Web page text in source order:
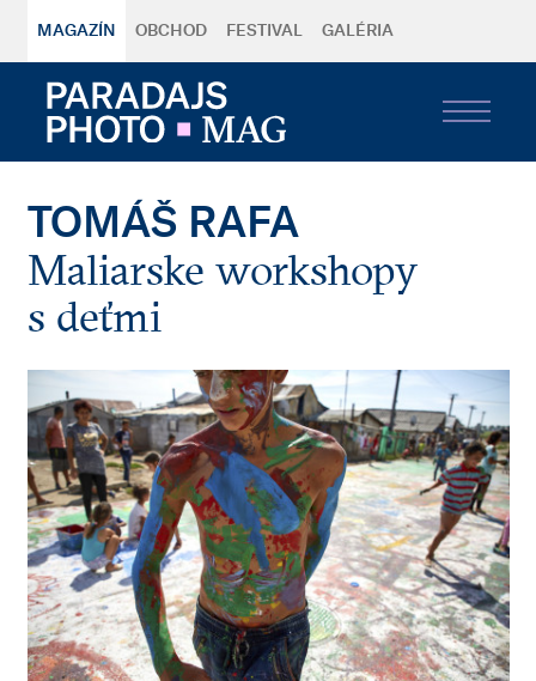
MAGAZÍN OBCHOD FESTIVAL GALÉRIA
TOMÁŠ RAFA
Maliarske workshopy
s deťmi